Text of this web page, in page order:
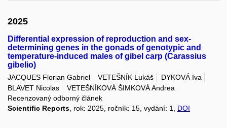
2025
Differential expression of reproduction and sex-
determining genes in the gonads of genotypic and
temperature-induced males of gibel carp (Carassius
gibelio)
JACQUES Florian Gabriel VETEŠNÍK Lukáš
DYKOVÁ Iva
BLAVET Nicolas
VETEŠNÍKOVÁ ŠIMKOVÁ Andrea
Recenzovaný odborný článek
Scientific Reports, rok: 2025, ročník: 15, vydání: 1, DOI